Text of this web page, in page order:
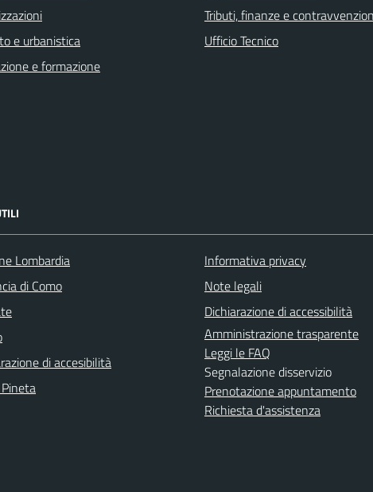
e urbanistica
e formazione
Tributi, finanze e
Ufficio Tecnico
Lombardia
di Como
di accesibilità
Informativa privacy
Note legali
Dichiarazione di accessibilità
Amministrazione trasparente
Leggi le FAQ
Segnalazione disservizio
Prenotazione appuntamento
Richiesta d'assistenza